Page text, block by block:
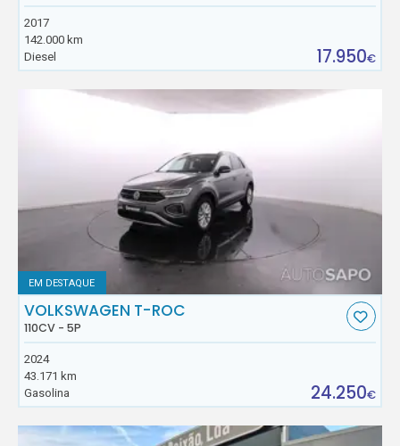
2017
142.000 km
Diesel
17.950€
EM DESTAQUE
VOLKSWAGEN T-ROC
110CV - 5P
2024
43.171 km
Gasolina
24.250€